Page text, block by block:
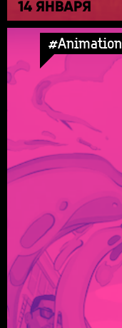
14 ЯНВАРЯ
#Animation